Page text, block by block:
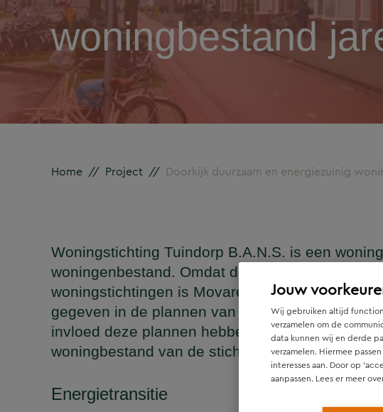
Jouw
Wij gebruiken altijd
verzamelen om de
data kunnen wij en derde
verzamelen. Hiermee
interesses aan. Door op
aanpassen. Lees er meer
woningbestand
Home // Project // Doorkijk duurzaam en energiezuinig
Woningstichting Tuindorp B.A.N.S. is een
woningenbestand. Omdat de komende
woningstichtingen is Movares gevraagd een
gegeven in de plannen van de gemeente
invloed deze plannen hebben op het
woningbestand van de stichting.
Energietransitie